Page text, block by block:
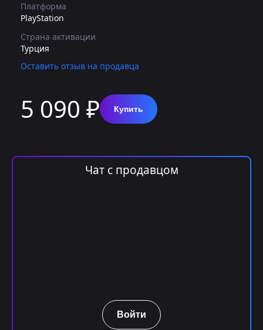
Платформа
PlayStation
Страна активации
Турция
Оставить отзыв на продавца
5 090 ₽ Купить
Чат с продавцом
Войти